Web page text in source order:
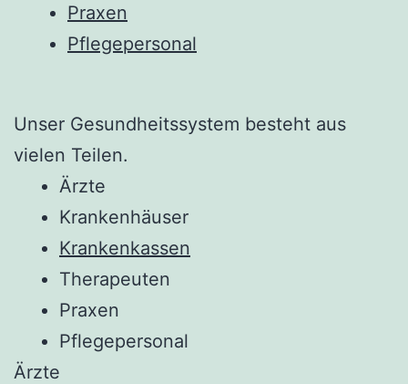
Praxen
Pflegepersonal
Unser Gesundheitssystem besteht aus
vielen Teilen.
Ärzte
Krankenhäuser
Krankenkassen
Therapeuten
Praxen
Pflegepersonal
Ärzte